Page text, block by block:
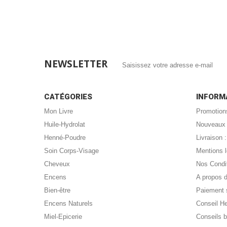
NEWSLETTER
CATÉGORIES
Mon Livre
Huile-Hydrolat
Henné-Poudre
Soin Corps-Visage
Cheveux
Encens
Bien-être
Encens Naturels
Miel-Epicerie
Livraison
Mentions
Nos
A propos
Paiement
Conseil
Conseils